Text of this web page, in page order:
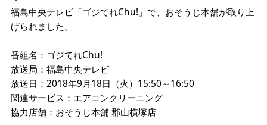
福島中央テレビ「ゴジてれChu!」で、おそうじ本舗が取り上
げられました。
番組名：ゴジてれChu!
放送局：福島中央テレビ
放送日：2018年9月18日（火）15:50～16:50
関連サービス：エアコンクリーニング
協力店舗：おそうじ本舗 郡山横塚店